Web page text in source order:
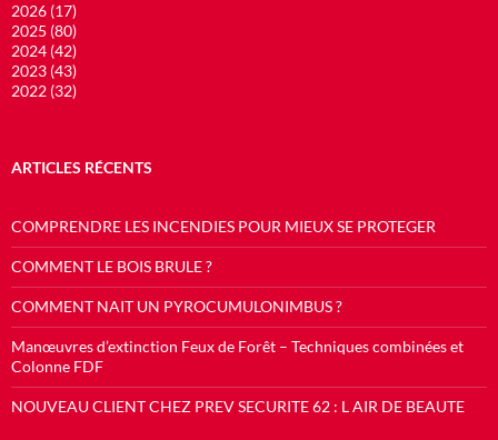
2026 (17)
2025 (80)
2024 (42)
2023 (43)
2022 (32)
ARTICLES RÉCENTS
COMPRENDRE LES INCENDIES POUR MIEUX SE PROTEGER
COMMENT LE BOIS BRULE ?
COMMENT NAIT UN PYROCUMULONIMBUS ?
Manœuvres d’extinction Feux de Forêt – Techniques combinées et
Colonne FDF
NOUVEAU CLIENT CHEZ PREV SECURITE 62 : L AIR DE BEAUTE